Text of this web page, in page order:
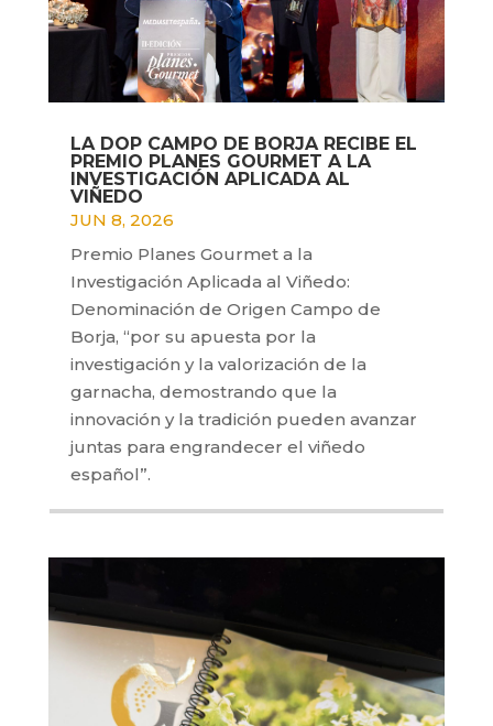
LA DOP CAMPO DE BORJA RECIBE EL
PREMIO PLANES GOURMET A LA
INVESTIGACIÓN APLICADA AL
VIÑEDO
JUN 8, 2026
Premio Planes Gourmet a la
Investigación Aplicada al Viñedo:
Denominación de Origen Campo de
Borja, “por su apuesta por la
investigación y la valorización de la
garnacha, demostrando que la
innovación y la tradición pueden avanzar
juntas para engrandecer el viñedo
español”.